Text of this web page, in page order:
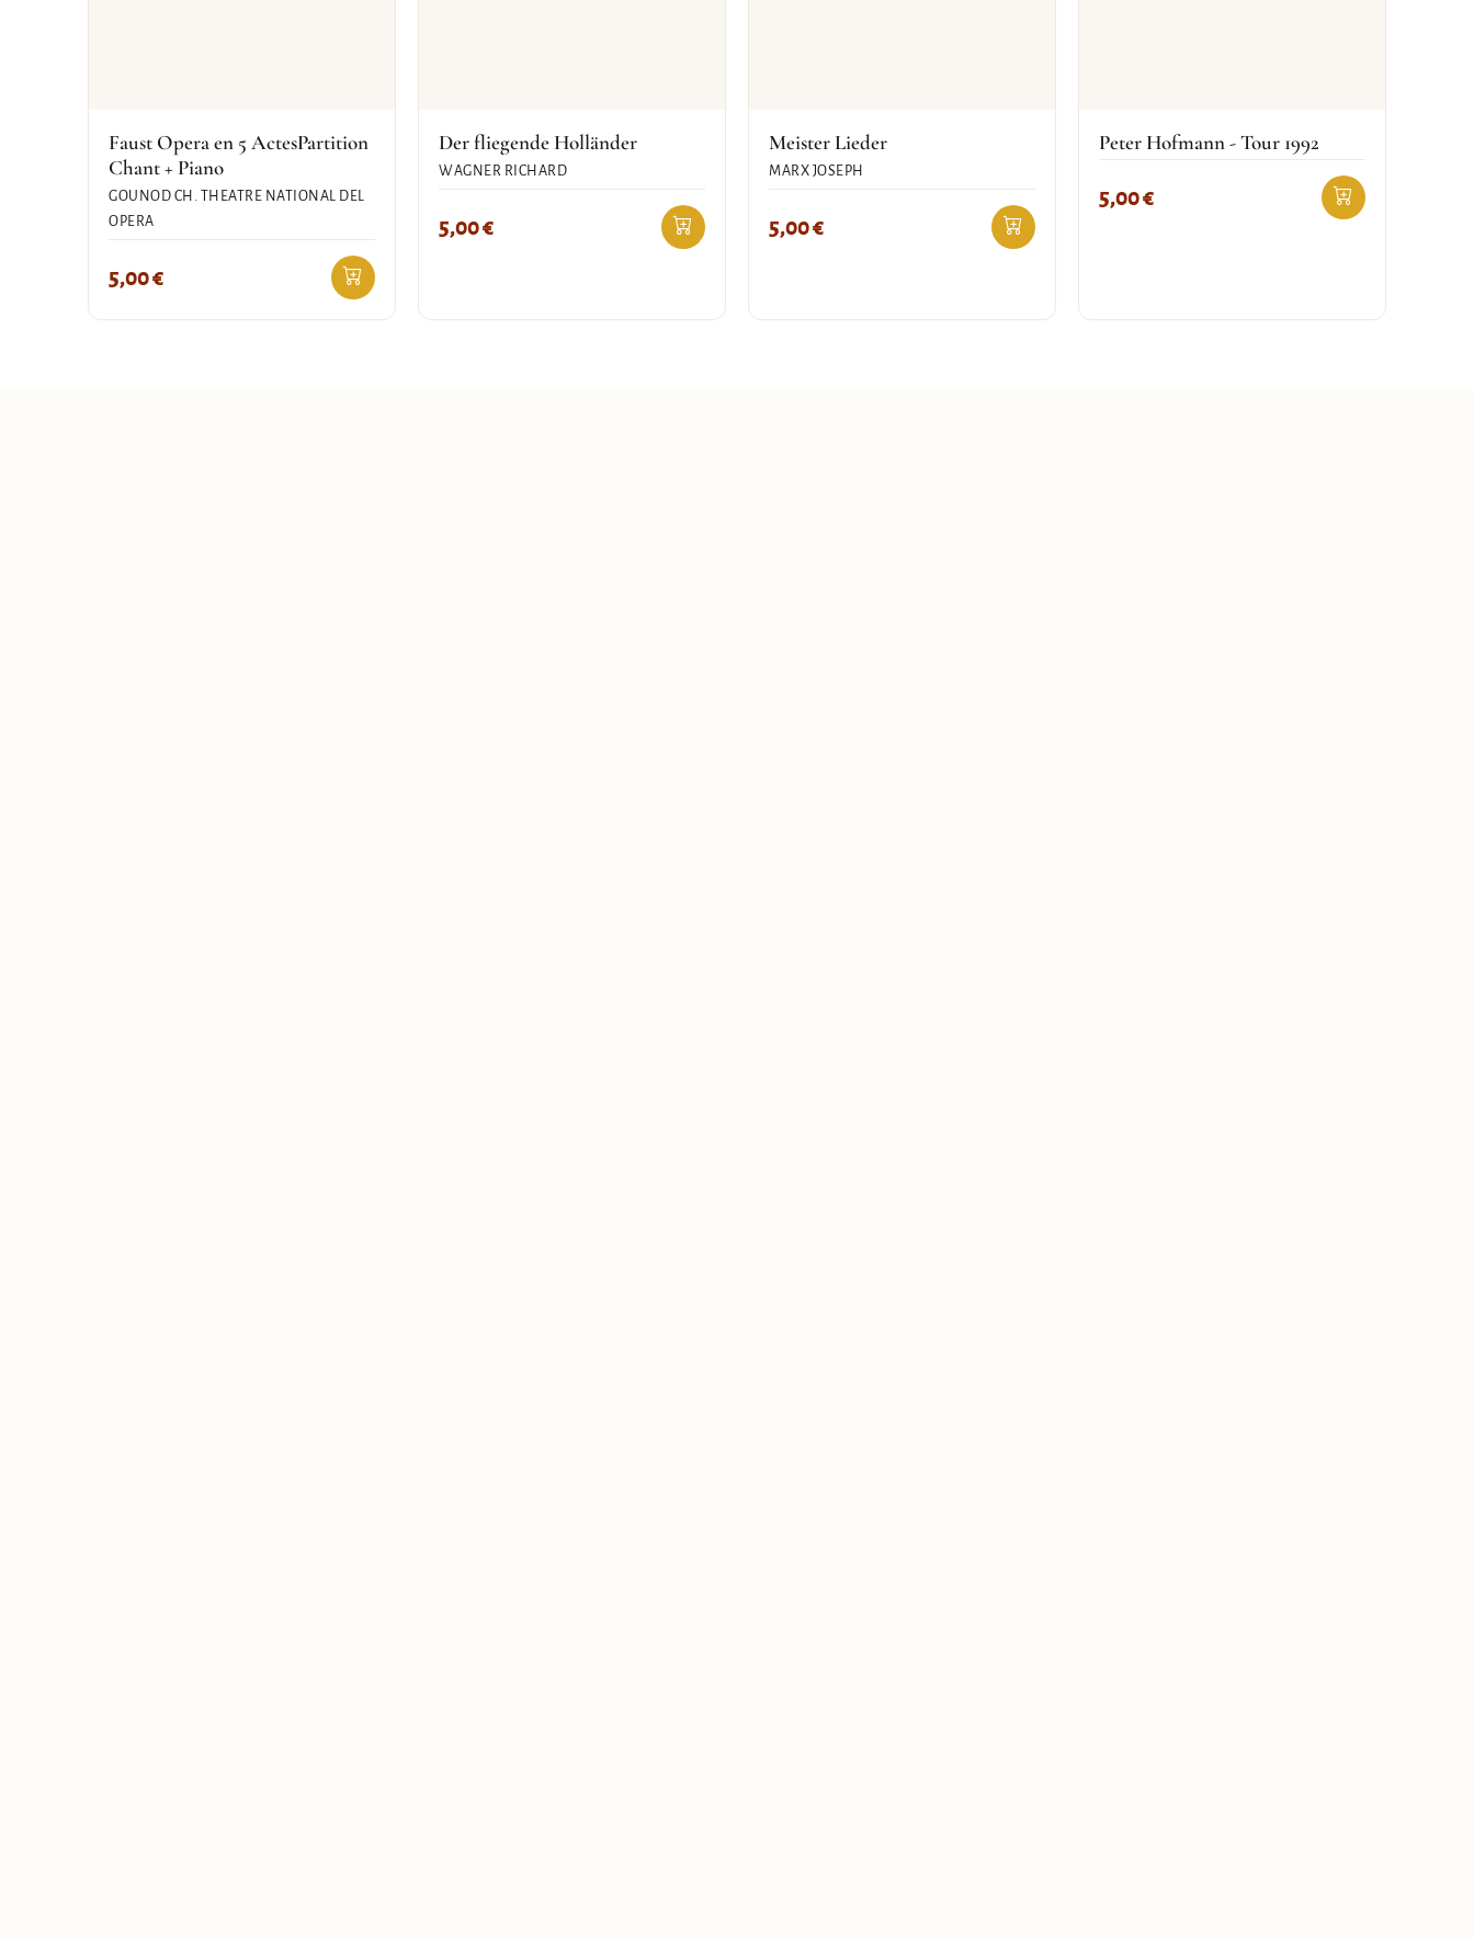
Faust Opera en 5 ActesPartition
Chant + Piano
GOUNOD CH. THEATRE NATIONAL DEL
OPERA
5,00€
Der fliegende Holländer
WAGNER RICHARD
5,00€
Meister Lieder
MARX JOSEPH
5,00€
Peter Hofmann - Tour 1992
5,00€